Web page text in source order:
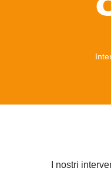
I nostri